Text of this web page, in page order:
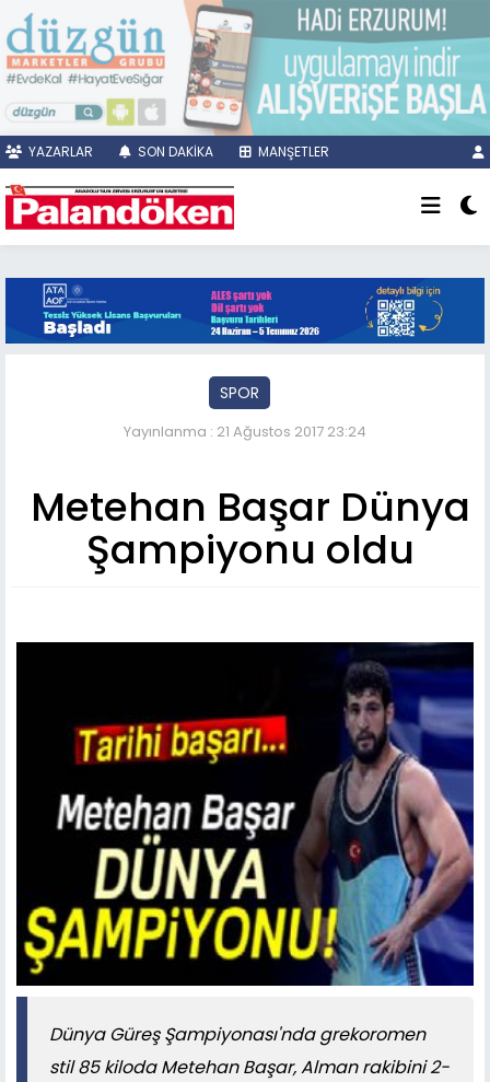
YAZARLAR SON DAKİKA MANŞETLER
SPOR
Yayınlanma : 21 Ağustos 2017 23:24
Metehan Başar Dünya
Şampiyonu oldu
Dünya Güreş Şampiyonası'nda grekoromen
stil 85 kiloda Metehan Başar, Alman rakibini 2-